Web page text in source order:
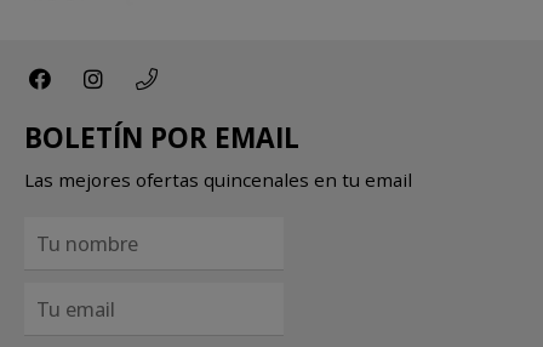
BOLETÍN POR EMAIL
Las mejores ofertas quincenales en tu email